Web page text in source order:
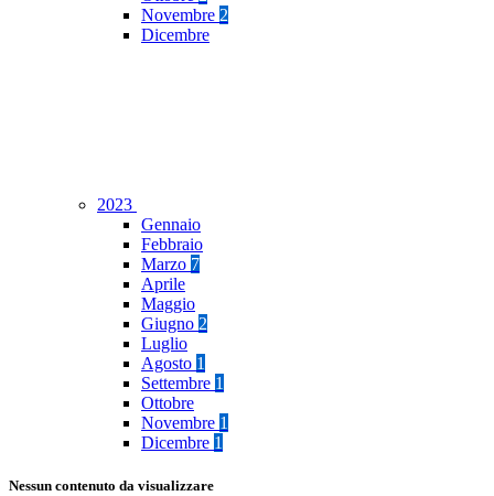
Novembre 2
Dicembre
2023
Gennaio
Febbraio
Marzo 7
Aprile
Maggio
Giugno 2
Luglio
Agosto 1
Settembre 1
Ottobre
Novembre 1
Dicembre 1
Nessun contenuto da visualizzare